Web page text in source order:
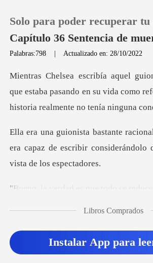
Recargar
Historia
Salir
Solo para poder recuperar tu
Capítulo 36 Sentencia de
Palabras:798 | Actualizado en: 28/10/2022
e estaba pasando en su vida como
era capaz de escribir considerándol
rdad es que t
Libros Comprados
Instalar App para